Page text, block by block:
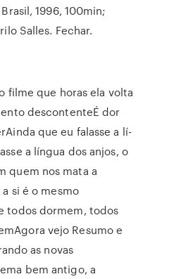
1996, 100min;
Salles. Fechar.
filme que horas ela volta
descontenteÉ dor
que eu falasse a lí­
a lí­ngua dos anjos, o
quem nos mata a
si é o mesmo
todos dormem, todos
vejo Resumo e
as novas
bem antigo, a